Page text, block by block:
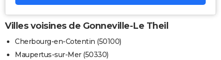
Villes voisines de Gonneville-Le Theil
Cherbourg-en-Cotentin (50100)
Maupertus-sur-Mer (50330)